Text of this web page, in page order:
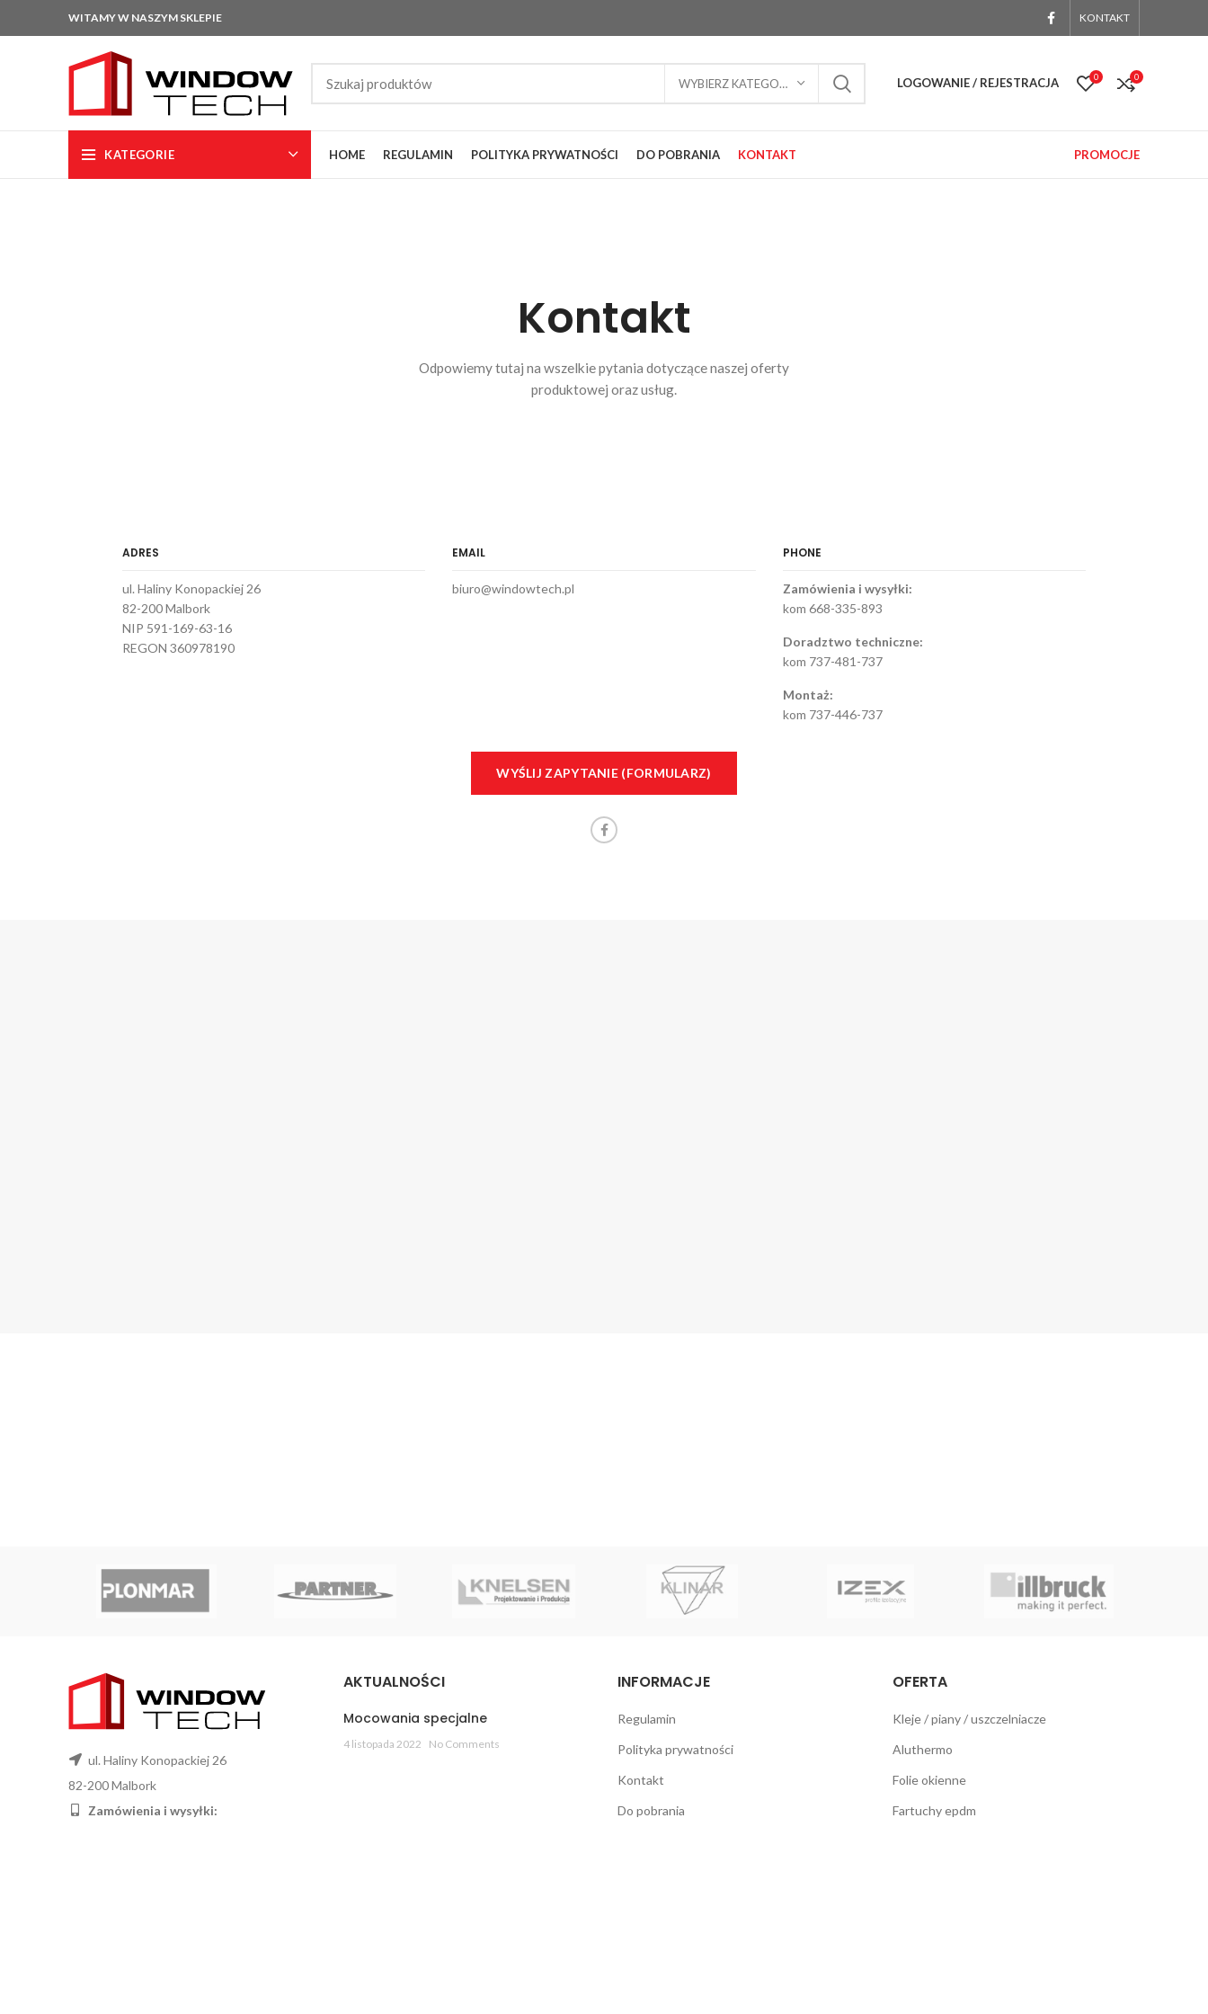
WITAMY W NASZYM SKLEPIE KONTAKT
WYBIERZ KATEGORIĘ LOGOWANIE / REJESTRACJA 0 0
KATEGORIE HOME REGULAMIN POLITYKA PRYWATNOŚCI DO POBRANIA KONTAKT PROMOCJE
Kontakt
Odpowiemy tutaj na wszelkie pytania dotyczące naszej oferty
produktowej oraz usług.
ADRES
ul. Haliny Konopackiej 26
82-200 Malbork
NIP 591-169-63-16
REGON 360978190
EMAIL
biuro@windowtech.pl
PHONE
Zamówienia i wysyłki:
kom 668-335-893
Doradztwo techniczne:
kom 737-481-737
Montaż:
kom 737-446-737
WYŚLIJ ZAPYTANIE (FORMULARZ)
ul. Haliny Konopackiej 26
82-200 Malbork
Zamówienia i wysyłki:
AKTUALNOŚCI
Mocowania specjalne
4 listopada 2022 No Comments
INFORMACJE
Regulamin
Polityka prywatności
Kontakt
Do pobrania
OFERTA
Kleje / piany / uszczelniacze
Aluthermo
Folie okienne
Fartuchy epdm